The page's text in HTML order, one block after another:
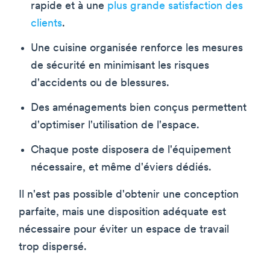
rapide et à une plus grande satisfaction des
clients.
Une cuisine organisée renforce les mesures
de sécurité en minimisant les risques
d'accidents ou de blessures.
Des aménagements bien conçus permettent
d'optimiser l'utilisation de l'espace.
Chaque poste disposera de l'équipement
nécessaire, et même d'éviers dédiés.
Il n'est pas possible d'obtenir une conception
parfaite, mais une disposition adéquate est
nécessaire pour éviter un espace de travail
trop dispersé.